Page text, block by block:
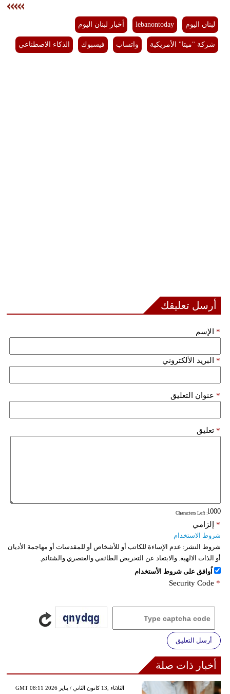
لبنان اليوم lebanontoday أخبار لبنان اليوم
شركة "ميتا" الأمريكية واتساب فيسبوك الذكاء الاصطناعي
أرسل تعليقك
الإسم *
البريد الألكتروني *
عنوان التعليق *
تعليق *
: Characters Left
إلزامي *
شروط الاستخدام
شروط النشر: عدم الإساءة للكاتب أو للأشخاص أو للمقدسات أو مهاجمة الأديان
أو الذات الالهية. والابتعاد عن التحريض الطائفي والعنصري والشتائم.
اُوافق على شروط الأستخدام
Security Code *
أرسل التعليق
أخبار ذات صلة
GMT 08:11 2026 الثلاثاء ,13 كانون الثاني / يناير